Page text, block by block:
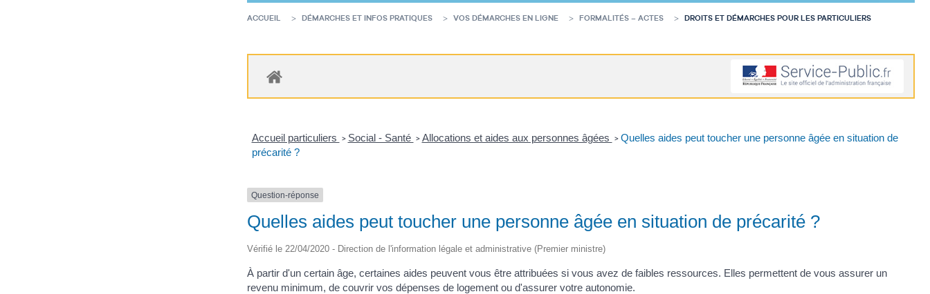
ACCUEIL DÉMARCHES ET INFOS PRATIQUES VOS DÉMARCHES EN LIGNE FORMALITÉS – ACTES DROITS ET DÉMARCHES POUR LES PARTICULIERS
Accueil particuliers > Social - Santé > Allocations et aides aux personnes âgées > Quelles aides peut toucher une personne âgée en situation de
précarité ?
Question-réponse
Quelles aides peut toucher une personne âgée en situation de précarité ?
Vérifié le 22/04/2020 - Direction de l'information légale et administrative (Premier ministre)
À partir d'un certain âge, certaines aides peuvent vous être attribuées si vous avez de faibles ressources. Elles permettent de vous assurer un
revenu minimum, de couvrir vos dépenses de logement ou d'assurer votre autonomie.